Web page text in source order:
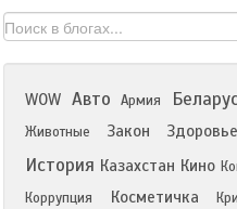
WOW Авто Армия
Животные
Закон Здоровье
История Казахстан Кино
Коррупция Косметичка